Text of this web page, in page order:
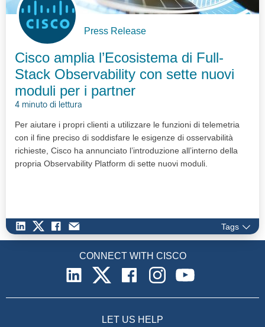
Press Release
Cisco amplia l’Ecosistema di Full-
Stack Observability con sette nuovi
moduli per i partner
4 minuto di lettura
Per aiutare i propri clienti a utilizzare le funzioni di telemetria
con il fine preciso di soddisfare le esigenze di osservabilità
richieste, Cisco ha annunciato l’introduzione all’interno della
propria Observability Platform di sette nuovi moduli.
Tags
CONNECT WITH CISCO
LET US HELP